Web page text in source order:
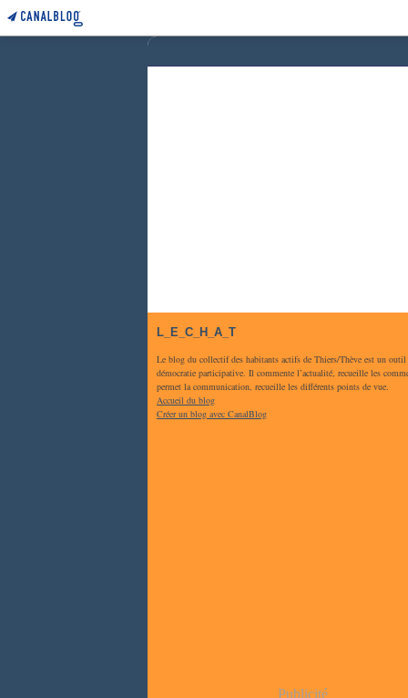
L_E_C_H_A_T
Le blog du collectif des habitants actifs de Thiers/Thève est un outil
démocratie participative. Il commente l’actualité, recueille les
permet la communication, recueille les différents points de vue.
Accueil du blog
Créer un blog avec CanalBlog
Publicité